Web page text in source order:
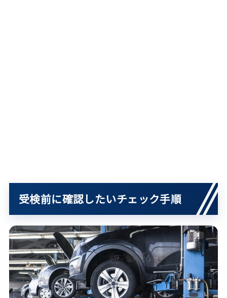
受検前に確認したいチェック手順